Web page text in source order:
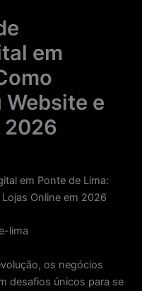
em
e
2026
em Ponte de Lima:
Online em 2026
os negócios
desafios únicos para se